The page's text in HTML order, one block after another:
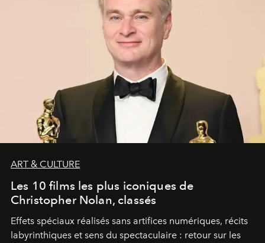
ART & CULTURE
Les 10 films les plus iconiques de
Christopher Nolan, classés
Effets spéciaux réalisés sans artifices numériques, récits
labyrinthiques et sens du spectaculaire : retour sur les